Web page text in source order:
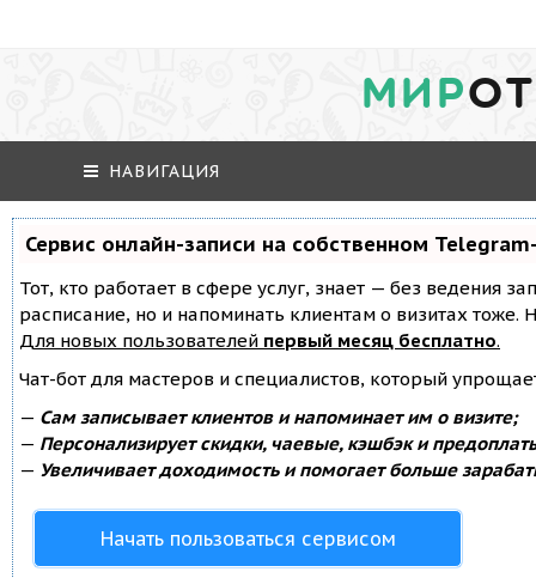
МИР
НАВИГАЦИЯ
Сервис онлайн-записи на собственном
Тот, кто работает в сфере услуг, знает — без ведения
расписание, но и напоминать клиентам о визитах
Для новых пользователей первый месяц бесплатно.
Чат-бот для мастеров и специалистов, который
— Сам записывает клиентов и напоминает им о визите;
— Персонализирует скидки, чаевые, кэшбэк и
— Увеличивает доходимость и помогает больше
Начать пользоваться сервисом